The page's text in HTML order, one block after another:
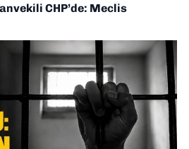
CHP’de: Meclis